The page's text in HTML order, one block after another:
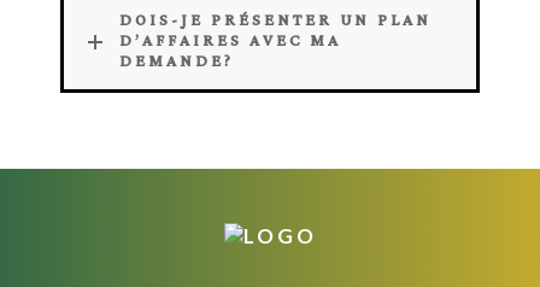
DOIS-JE PRÉSENTER UN PLAN
D’AFFAIRES AVEC MA
DEMANDE?